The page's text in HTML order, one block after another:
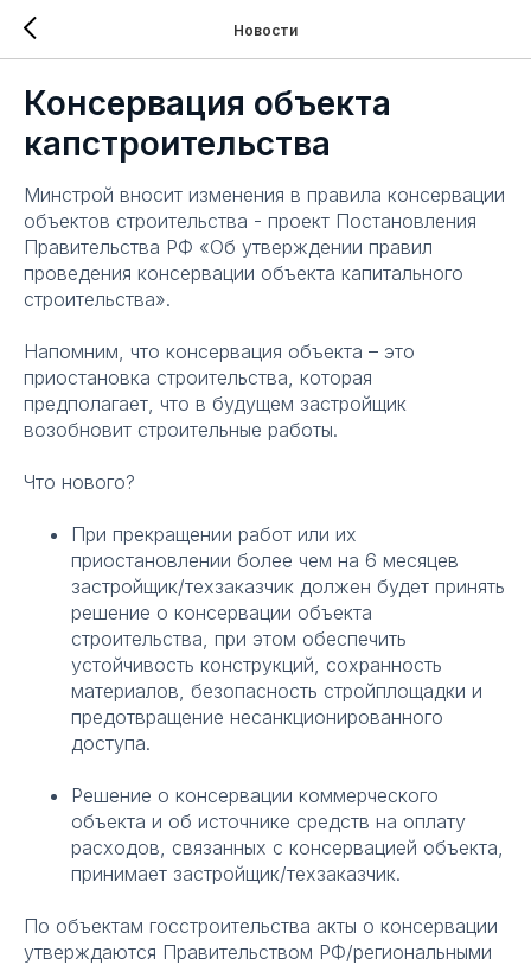
Новости
Консервация объекта
капстроительства
Минстрой вносит изменения в правила консервации
объектов строительства - проект Постановления
Правительства РФ «Об утверждении правил
проведения консервации объекта капитального
строительства».
Напомним, что консервация объекта – это
приостановка строительства, которая
предполагает, что в будущем застройщик
возобновит строительные работы.
Что нового?
При прекращении работ или их
приостановлении более чем на 6 месяцев
застройщик/техзаказчик должен будет принять
решение о консервации объекта
строительства, при этом обеспечить
устойчивость конструкций, сохранность
материалов, безопасность стройплощадки и
предотвращение несанкционированного
доступа.
Решение о консервации коммерческого
объекта и об источнике средств на оплату
расходов, связанных с консервацией объекта,
принимает застройщик/техзаказчик.
По объектам госстроительства акты о консервации
утверждаются Правительством РФ/региональными